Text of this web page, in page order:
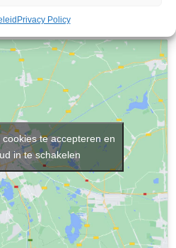
Privacy Policy
te accepteren en
in te schakelen